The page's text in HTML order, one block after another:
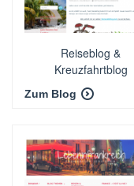
Reiseblog &
Kreuzfahrtblog
fernwehblog.net
Zum Blog